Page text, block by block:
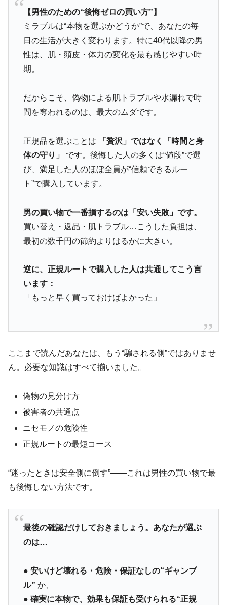
【男性のための“後悔ゼロの買い方”】
ミラブルは“本物を選ぶかどうか”で、あなたの毎
日の生活が大きく変わります。特に40代以降の男
性は、肌・頭皮・体力の変化を最も感じやすい時
期。
だからこそ、偽物による肌トラブルや水漏れで時
間を奪われるのは、最大のムダです。
正規品を選ぶことは
「贅沢」ではなく「時間と身
体の守り」
です。後悔した人の多くは“値段”で選
び、満足した人のほぼ全員が“信頼できるルー
ト”で購入しています。
男の買い物で一番損するのは「安い失敗」です。
買い替え・返品・肌トラブル…こうした負担は、
最初の数千円の節約よりはるかに大きい。
逆に、正規ルートで購入した人は共通してこう言
います：
「もっと早く買っておけばよかった」
ここまで読んだあなたは、もう“騙される側”ではありませ
ん。必要な知識はすべて揃いました。
偽物の見分け方
被害者の共通点
ニセモノの危険性
正規ルートの最短コース
“迷ったときは安全側に倒す”——これは男性の買い物で最
も後悔しない方法です。
最後の確認だけしておきましょう。あなたが選ぶ
のは…
● 安いけど壊れる・危険・保証なしの“ギャンブ
ル” か、
● 確実に本物で、効果も保証も受けられる“正規